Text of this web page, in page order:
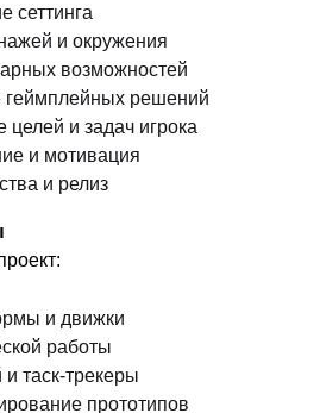
сеттинга
и окружения
возможностей
геймплейных решений
и задач игрока
и мотивация
и релиз
и движки
работы
таск-трекеры
прототипов